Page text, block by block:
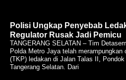
Polisi Ungkap Penyebab
Regulator Rusak Jadi Pemicu
TANGERANG SELATAN – Tim
Polda Metro Jaya telah merampungkan
(TKP) ledakan di Jalan Talas II, Pondok
Tangerang Selatan. Dari